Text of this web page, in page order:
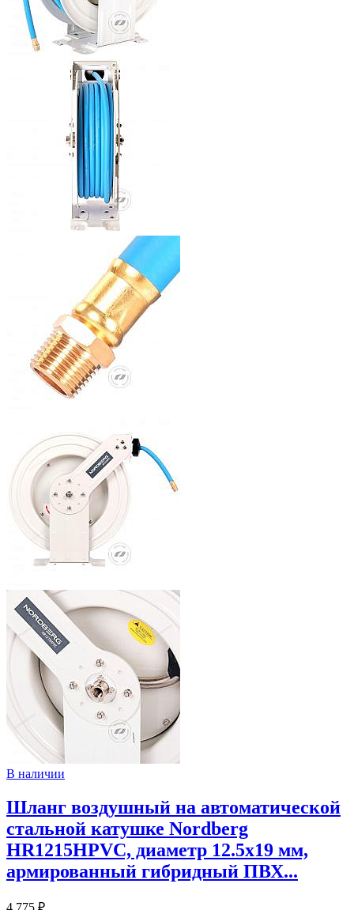
В наличии
Шланг воздушный на автоматической
стальной катушке Nordberg
HR1215HPVC, диаметр 12.5х19 мм,
армированный гибридный ПВХ...
4 775 ₽